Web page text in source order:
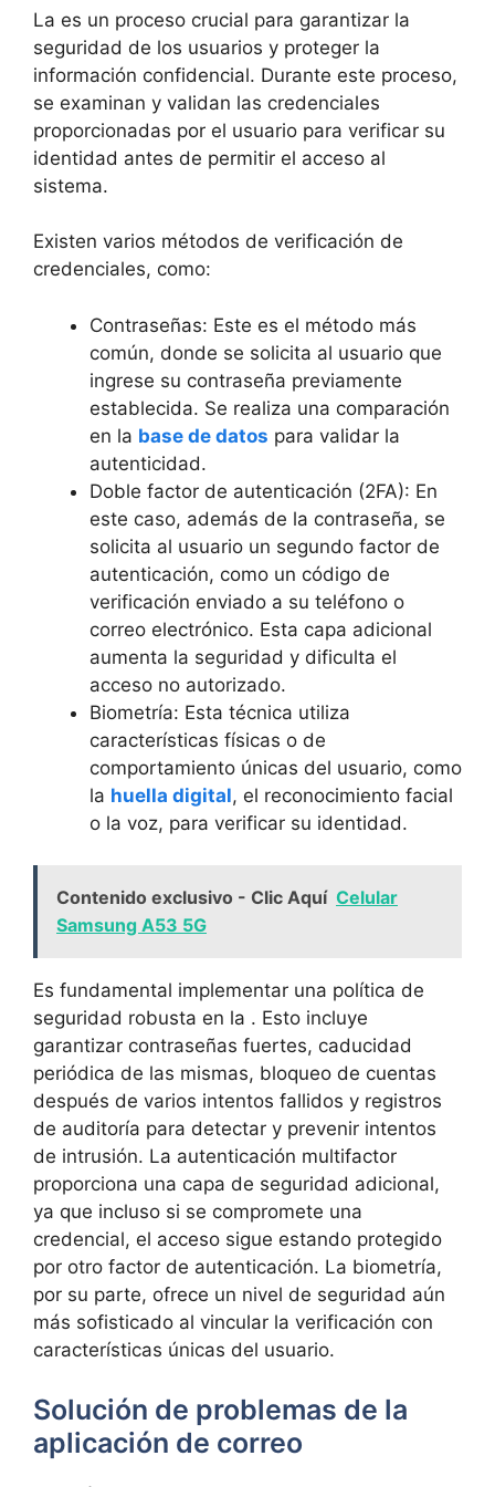
La ​es un proceso crucial para garantizar la‍
seguridad de los usuarios​ y proteger ​la
información confidencial.⁢ Durante este ⁢proceso,
se examinan y validan las⁢ credenciales
proporcionadas‌ por el usuario para verificar su
identidad antes‍ de permitir el acceso al
⁤sistema.
Existen varios métodos‍ de⁢ verificación de
credenciales, como:
Contraseñas: Este es el ⁤método más
común, donde ⁢se solicita​ al usuario ‌que
ingrese su contraseña previamente
establecida. Se realiza una comparación
en ​la base de datos para validar la‍
autenticidad.
Doble factor de autenticación (2FA): En
este caso, además de la contraseña, se
solicita al‌ usuario un segundo factor de
autenticación, como​ un código de
verificación enviado ‌a su ⁣teléfono o
correo electrónico. Esta capa adicional
aumenta la seguridad y dificulta el
acceso no autorizado.
Biometría: Esta ​técnica utiliza
características físicas o‌ de
⁣comportamiento únicas del usuario, como
la huella digital, el reconocimiento facial
o la voz, para verificar su identidad.
Contenido exclusivo - Clic Aquí Celular
Samsung A53 5G
Es fundamental implementar⁢ una política de
seguridad ‌robusta en la ⁤. Esto incluye
garantizar contraseñas fuertes, caducidad​
periódica de las mismas, bloqueo de cuentas
después de varios intentos⁢ fallidos y registros
de auditoría para detectar y⁤ prevenir‌ intentos
de intrusión. La autenticación multifactor
proporciona una capa de seguridad adicional,
ya que incluso si se compromete⁣ una
credencial, el acceso sigue estando ​protegido
por otro factor de autenticación. La biometría,
por su⁤ parte, ofrece un nivel de seguridad aún
más‍ sofisticado al vincular ​la verificación con
características‍ únicas del usuario.
Solución de problemas ‍de la
aplicación de correo